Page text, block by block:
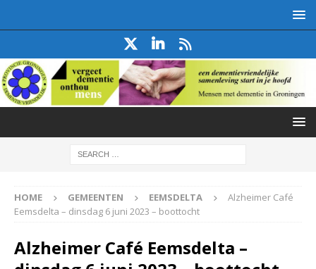
HOME GEMEENTEN EEMSDELTA
Alzheimer Café
Eemsdelta – dinsdag 6 juni 2023 – boottocht
Alzheimer Café Eemsdelta –